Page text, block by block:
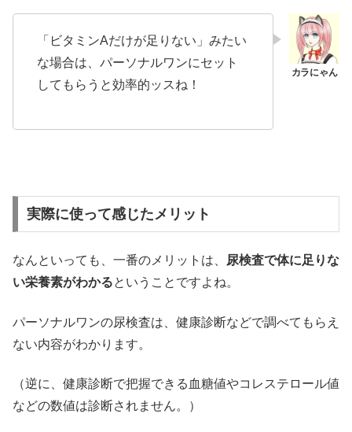
「ビタミンAだけが足りない」みたい
な場合は、パーソナルワンにセット
してもらうと効率的ッスね！
実際に使って感じたメリット
なんといっても、一番のメリットは、
尿検査で体に足りな
い栄養素がわかるということですよね。
パーソナルワンの尿検査は、健康診断などで調べてもらえ
ない内容がわかります。
（逆に、健康診断で把握できる血糖値やコレステロール値
などの数値は診断されません。）